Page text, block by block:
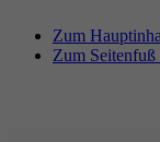
Zum
Zum Seitenfuß